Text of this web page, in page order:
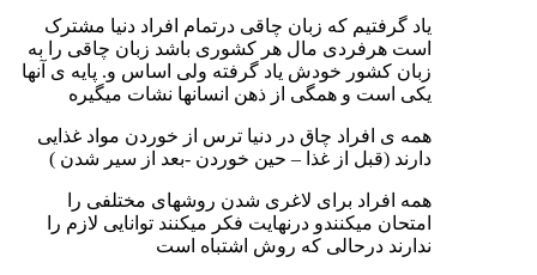
یاد گرفتیم که زبان چاقی درتمام افراد دنیا مشترک
است هرفردی مال هر کشوری باشد زبان چاقی را به
زبان کشور خودش یاد گرفته ولی اساس و. پایه ی آنها
یکی است و همگی از ذهن انسانها نشات میگیره
همه ی افراد چاق در دنیا ترس از خوردن مواد غذایی
دارند (قبل از غذا – حین خوردن -بعد از سیر شدن )
همه افراد برای لاغری شدن روشهای مختلفی را
امتحان میکنندو درنهایت فکر میکنند توانایی لازم را
ندارند درحالی که روش اشتباه است